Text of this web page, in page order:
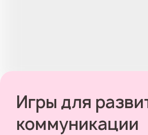
Игры для
коммуникации